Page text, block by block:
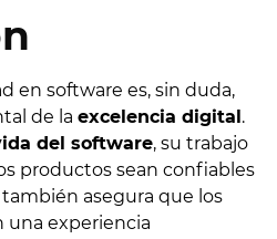
en software es, sin duda,
de la excelencia digital .
del software, su trabajo
productos sean confiables
asegura que los
una experiencia